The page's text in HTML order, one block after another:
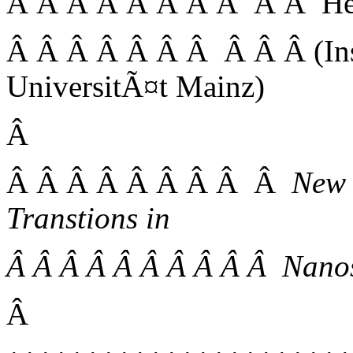
Â Â Â Â Â Â Â Â Â Â
UniversitÃ¤t Mainz)
Â
Â Â Â Â Â Â Â Â Â
Transtions in
Â Â Â Â Â Â Â Â Â Â
Â